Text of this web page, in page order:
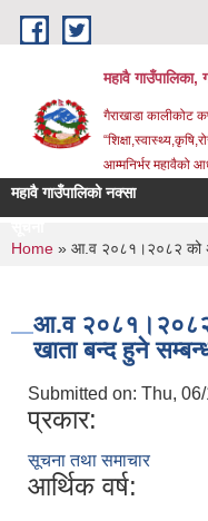
Skip to main content
महावै गाउँपालिका,
गैराखाडा कालीकोट
आम्मनिर्भर महावैको
महावै गाउँपालिको नक्सा
You are here
Home » आ.व २०८१।२०८२ को
आ.व २०८१।२०८२
खाता बन्द हुने
Submitted on: Thu,
प्रकार:
सूचना तथा समाचार
आर्थिक वर्ष: